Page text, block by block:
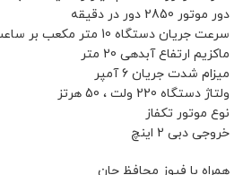
دور موتور 2850 دور در دقیقه
سرعت جریان دستگاه 10 متر مکعب بر ساعت
ماکزیم ارتفاع آبدهی 20 متر
میزام شدت جریان 6 آمپر
ولتاژ دستگاه 220 ولت ، 50 هرتز
نوع موتور تکفاز
خروجی دبی 2 اینچ
همراه با فیوز محافظ جان